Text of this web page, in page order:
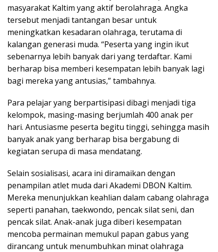
masyarakat Kaltim yang aktif berolahraga. Angka
tersebut menjadi tantangan besar untuk
meningkatkan kesadaran olahraga, terutama di
kalangan generasi muda. “Peserta yang ingin ikut
sebenarnya lebih banyak dari yang terdaftar. Kami
berharap bisa memberi kesempatan lebih banyak lagi
bagi mereka yang antusias,” tambahnya.
Para pelajar yang berpartisipasi dibagi menjadi tiga
kelompok, masing-masing berjumlah 400 anak per
hari. Antusiasme peserta begitu tinggi, sehingga masih
banyak anak yang berharap bisa bergabung di
kegiatan serupa di masa mendatang.
Selain sosialisasi, acara ini diramaikan dengan
penampilan atlet muda dari Akademi DBON Kaltim.
Mereka menunjukkan keahlian dalam cabang olahraga
seperti panahan, taekwondo, pencak silat seni, dan
pencak silat. Anak-anak juga diberi kesempatan
mencoba permainan memukul papan gabus yang
dirancang untuk menumbuhkan minat olahraga